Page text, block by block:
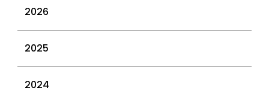
2026
julio 2026
mayo 2026
2025
diciembre 2025
2024